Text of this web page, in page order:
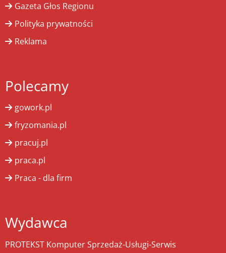
Gazeta Głos Regionu
Polityka prywatności
Reklama
Polecamy
gowork.pl
fryzomania.pl
pracuj.pl
praca.pl
Praca - dla firm
Wydawca
PROTEKST Komputer Sprzedaż-Usługi-Serwis